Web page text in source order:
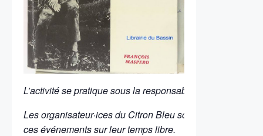
L’activité se pratique sous la responsabilité de chacun.
Les organisateur·ices du Citron Bleu sont tous·tes
ces événements sur leur temps libre.